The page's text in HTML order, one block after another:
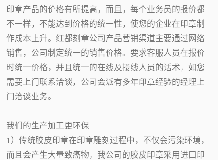
印章产品的价格有所提高，而且，每个业务员的报价都
不一样，不能达到价格的统一性，使您的企业在印章制
作成本上升。红都刻章公司产品营销渠道主要通过网络
销售，公司制定统一的销售价格。要求客服人员在报价
时统一价格，并且统一的在线及接线人员的话术，如您
需要上门联系洽谈，公司会派有多年印章经验的经理上
门洽谈业务。
我们的生产加工更环保
1）传统胶皮印章在印章雕刻过程中，不仅会污染环境，
而且会产生大量致癌物，我公司的胶皮印章采用进口印